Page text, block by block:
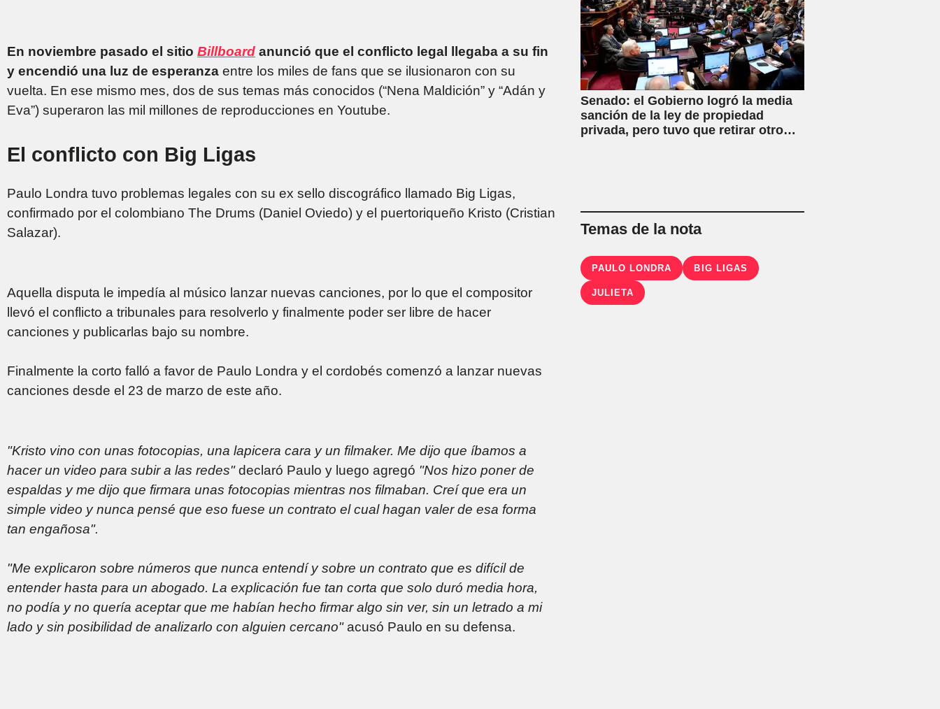
En noviembre pasado el sitio Billboard anunció que el conflicto legal llegaba a su fin
y encendió una luz de esperanza entre los miles de fans que se ilusionaron con su
vuelta. En ese mismo mes, dos de sus temas más conocidos (“Nena Maldición” y “Adán y
Eva”) superaron las mil millones de reproducciones en Youtube.
El conflicto con Big Ligas
Paulo Londra tuvo problemas legales con su ex sello discográfico llamado Big Ligas,
confirmado por el colombiano The Drums (Daniel Oviedo) y el puertoriqueño Kristo (Cristian
Salazar).
Aquella disputa le impedía al músico lanzar nuevas canciones, por lo que el compositor
llevó el conflicto a tribunales para resolverlo y finalmente poder ser libre de hacer
canciones y publicarlas bajo su nombre.
Finalmente la corto falló a favor de Paulo Londra y el cordobés comenzó a lanzar nuevas
canciones desde el 23 de marzo de este año.
"Kristo vino con unas fotocopias, una lapicera cara y un filmaker. Me dijo que íbamos a
hacer un video para subir a las redes"declaró Paulo y luego agregó "Nos hizo poner de
espaldas y me dijo que firmara unas fotocopias mientras nos filmaban. Creí que era un
simple video y nunca pensé que eso fuese un contrato el cual hagan valer de esa forma
tan engañosa".
"Me explicaron sobre números que nunca entendí y sobre un contrato que es difícil de
entender hasta para un abogado. La explicación fue tan corta que solo duró media hora,
no podía y no quería aceptar que me habían hecho firmar algo sin ver, sin un letrado a mi
lado y sin posibilidad de analizarlo con alguien cercano"acusó Paulo en su defensa.
Senado: el Gobierno logró la media
sanción de la ley de propiedad
privada, pero tuvo que retirar otro
Temas de la nota
PAULO LONDRA BIG LIGAS
JULIETA